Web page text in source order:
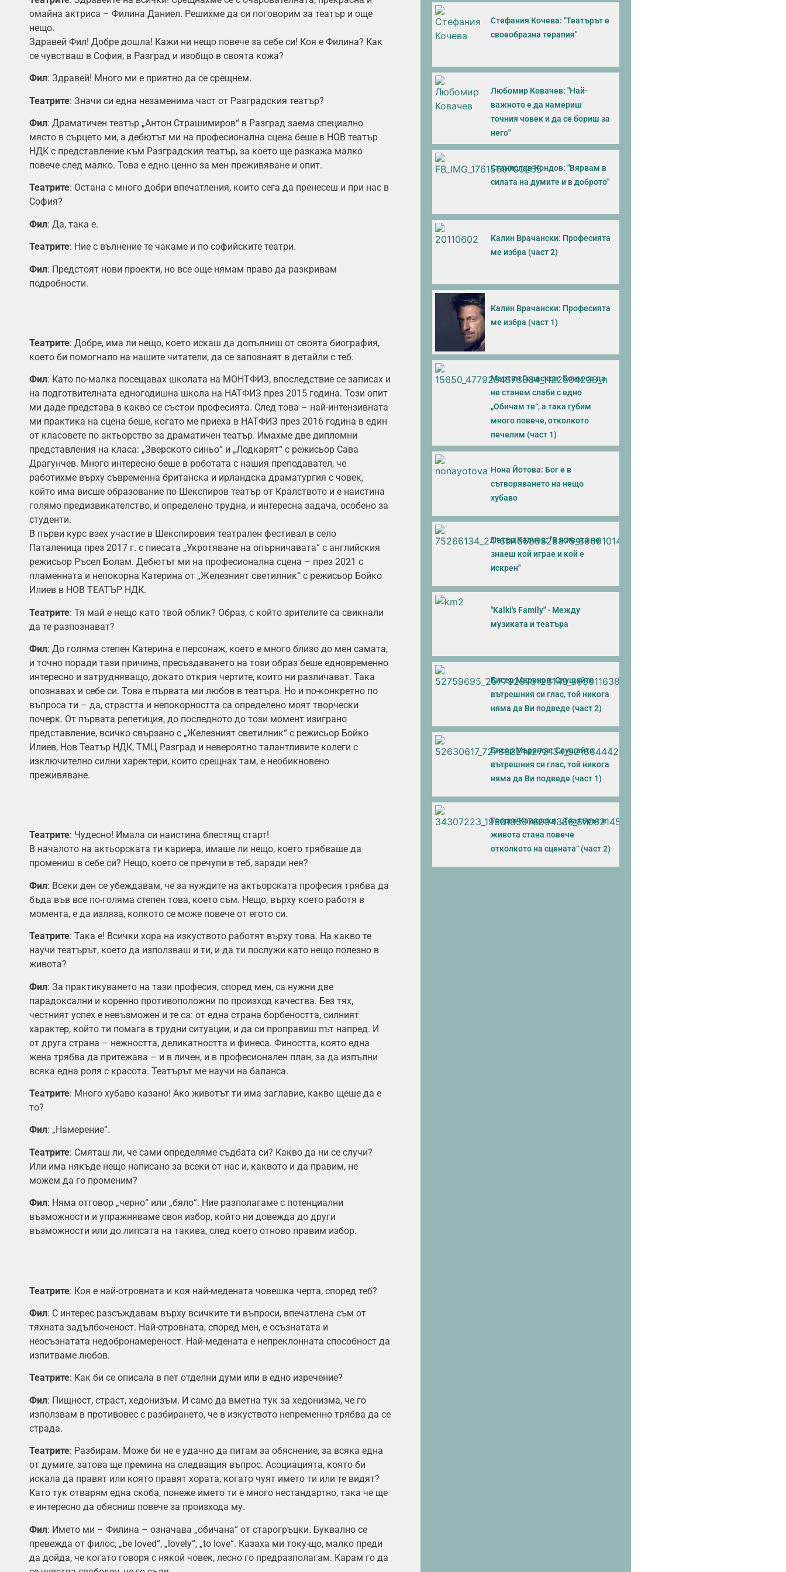
омайна актриса – Филина Даниел. Решихме да си поговорим за театър и още
нещо.
Здравей Фил! Добре дошла! Кажи ни нещо повече за себе си! Коя е Филина? Как
се чувстваш в София, в Разград и изобщо в своята кожа?
Фил: Здравей! Много ми е приятно да се срещнем.
Театрите: Значи си една незаменима част от Разградския театър?
Фил: Драматичен театър „Антон Страшимиров“ в Разград заема специално
място в сърцето ми, а дебютът ми на професионална сцена беше в НОВ театър
НДК с представление към Разградския театър, за което ще разкажа малко
повече след малко. Това е едно ценно за мен преживяване и опит.
Театрите: Остана с много добри впечатления, които сега да пренесеш и при нас в
София?
Фил: Да, така е.
Театрите: Ние с вълнение те чакаме и по софийските театри.
Фил: Предстоят нови проекти, но все още нямам право да разкривам
подробности.
Театрите: Добре, има ли нещо, което искаш да допълниш от своята биография,
което би помогнало на нашите читатели, да се запознаят в детайли с теб.
Фил: Като по-малка посещавах школата на МОНТФИЗ, впоследствие се записах и
на подготвителната едногодишна школа на НАТФИЗ през 2015 година. Този опит
ми даде представа в какво се състои професията. След това – най-интензивната
ми практика на сцена беше, когато ме приеха в НАТФИЗ през 2016 година в един
от класовете по актьорство за драматичен театър. Имахме две дипломни
представления на класа: „Зверското синьо“ и „Лодкарят“ с режисьор Сава
Драгунчев. Много интересно беше в роботата с нашия преподавател, че
работихме върху съвременна британска и ирландска драматургия с човек,
който има висше образование по Шекспиров театър от Кралството и е наистина
голямо предизвикателство, и определено трудна, и интересна задача, особено за
студенти.
В първи курс взех участие в Шекспировия театрален фестивал в село
Паталеница през 2017 г. с пиесата „Укротяване на опърничавата“ с английския
режисьор Ръсел Болам. Дебютът ми на професионална сцена – през 2021 с
пламенната и непокорна Катерина от „Железният светилник“ с режисьор Бойко
Илиев в НОВ ТЕАТЪР НДК.
Театрите: Тя май е нещо като твой облик? Образ, с който зрителите са свикнали
да те разпознават?
Фил: До голяма степен Катерина е персонаж, което е много близо до мен самата,
и точно поради тази причина, пресъздаването на този образ беше едновременно
интересно и затрудняващо, докато открия чертите, които ни различават. Така
опознавах и себе си. Това е първата ми любов в театъра. Но и по-конкретно по
въпроса ти – да, страстта и непокорността са определено моят творчески
почерк. От първата репетиция, до последното до този момент изиграно
представление, всичко свързано с „Железният светилник“ с режисьор Бойко
Илиев, Нов Театър НДК, ТМЦ Разград и невероятно талантливите колеги с
изключително силни харектери, които срещнах там, е необикновено
преживяване.
Театрите: Чудесно! Имала си наистина блестящ старт!
В началото на актьорската ти кариера, имаше ли нещо, което трябваше да
промениш в себе си? Нещо, което се пречупи в теб, заради нея?
Фил: Всеки ден се убеждавам, че за нуждите на актьорската професия трябва да
бъда във все по-голяма степен това, което съм. Нещо, върху което работя в
момента, е да изляза, колкото се може повече от егото си.
Театрите: Така е! Всички хора на изкуството работят върху това. На какво те
научи театърът, което да използваш и ти, и да ти послужи като нещо полезно в
живота?
Фил: За практикуването на тази професия, според мен, са нужни две
парадоксални и коренно противоположни по произход качества. Без тях,
честният успех е невъзможен и те са: от една страна борбеността, силният
характер, който ти помага в трудни ситуации, и да си проправиш път напред. И
от друга страна – нежността, деликатността и финеса. Фиността, която една
жена трябва да притежава – и в личен, и в професионален план, за да изпълни
всяка една роля с красота. Театърът ме научи на баланса.
Театрите: Много хубаво казано! Ако животът ти има заглавие, какво щеше да е
то?
Фил: „Намерение“.
Театрите: Смяташ ли, че сами определяме съдбата си? Какво да ни се случи?
Или има някъде нещо написано за всеки от нас и, каквото и да правим, не
можем да го променим?
Фил: Няма отговор „черно“ или „бяло“. Ние разполагаме с потенциални
възможности и упражняваме своя избор, който ни довежда до други
възможности или до липсата на такива, след което отново правим избор.
Театрите: Коя е най-отровната и коя най-медената човешка черта, според теб?
Фил: С интерес разсъждавам върху всичките ти въпроси, впечатлена съм от
тяхната задълбоченост. Най-отровната, според мен, е осъзнатата и
неосъзнатата недобронамереност. Най-медената е непреклонната способност да
изпитваме любов.
Театрите: Как би се описала в пет отделни думи или в едно изречение?
Фил: Пищност, страст, хедонизъм. И само да вметна тук за хедонизма, че го
използвам в противовес с разбирането, че в изкуството непременно трябва да се
страда.
Театрите: Разбирам. Може би не е удачно да питам за обяснение, за всяка една
от думите, затова ще премина на следващия въпрос. Асоциацията, която би
искала да правят или която правят хората, когато чуят името ти или те видят?
Като тук отварям една скоба, понеже името ти е много нестандартно, така че ще
е интересно да обясниш повече за произхода му.
Фил: Името ми – Филина – означава „обичана“ от старогръцки. Буквално се
превежда от филос, „be loved“, „lovely“, „to love“. Казаха ми току-що, малко преди
да дойда, че когато говоря с някой човек, лесно го предразполагам. Карам го да
Стефания Кочева: "Театърът е
своеобразна терапия"
Любомир Ковачев: "Най-
важното е да намериш
точния човек и да се бориш за
него"
Станислав Кондов: "Вярвам в
силата на думите и в доброто"
Калин Врачански: Професията
ме избра (част 2)
Калин Врачански: Професията
ме избра (част 1)
Мартин Герасков: Боим се да
не станем слаби с едно
„Обичам те“, а така губим
много повече, отколкото
печелим (част 1)
Нона Йотова: Бог е в
сътворяването на нещо
хубаво
Петър Калчев: "В живота не
знаеш кой играе и кой е
искрен"
"Kalki's Family" - Между
музиката и театъра
Бисер Маринов: Слушайте
вътрешния си глас, той никога
няма да Ви подведе (част 2)
Бисер Маринов: Слушайте
вътрешния си глас, той никога
няма да Ви подведе (част 1)
Георги Кацарски: „Театърът в
живота стана повече
отколкото на сцената“ (част 2)